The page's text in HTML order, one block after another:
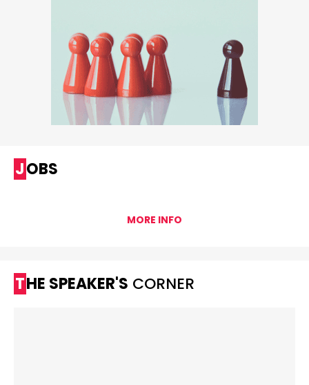
JOBS
MORE INFO
THE SPEAKER'S CORNER